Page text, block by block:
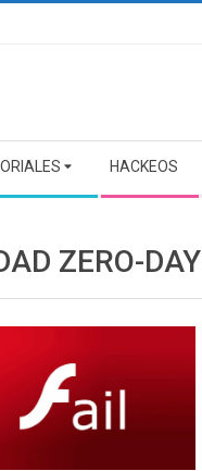
HACKEOS
ZERO-DAY